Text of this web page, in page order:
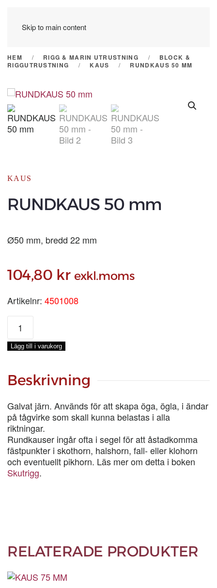
Skip to main content
HEM RIGG & MARIN UTRUSTNING
BLOCK &
RIGGUTRUSTNING
KAUS RUNDKAUS 50 MM
KAUS
RUNDKAUS 50 mm
Ø50 mm, bredd 22 mm
104,80 kr exkl.moms
Artikelnr: 4501008
RUNDKAUS
mm
mängd
Lägg till i varukorg
Beskrivning
Galvat järn. Används för att skapa öga, ögla, i ändar
på tågvirke som skall kunna belastas i alla
riktningar.
Rundkauser ingår ofta i segel för att åstadkomma
fästpunkter i skothorn, halshorn, fall- eller klohorn
och eventuellt pikhorn. Läs mer om detta i boken
Skutrigg.
RELATERADE PRODUKTER